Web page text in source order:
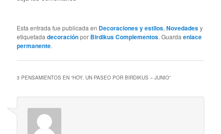
Esta entrada fue publicada en Decoraciones y estilos,Novedadesy
etiquetadadecoraciónpor Birdikus Complementos. Guardaenlace
permanente.
3 PENSAMIENTOS EN “HOY, UN PASEO POR BIRDIKUS – JUNIO”